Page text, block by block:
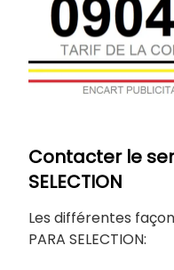
Contacter le
SELECTION
Les différentes
PARA SELECTION: